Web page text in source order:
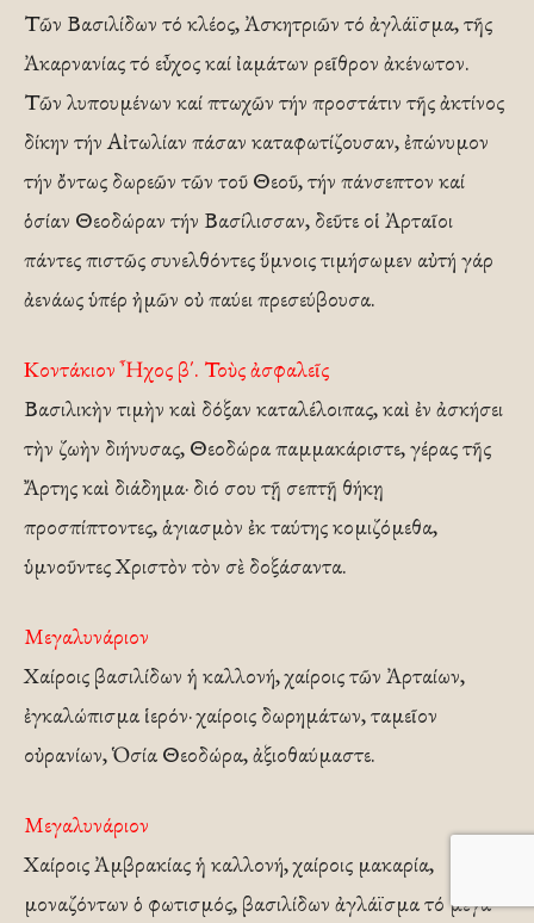
Τῶν Βασιλίδων τό κλέος, Ἀσκητριῶν τό ἀγλάϊσμα, τῆς
Ἀκαρνανίας τό εὖχος καί ἰαμάτων ρεῖθρον ἀκένωτον.
Τῶν λυπουμένων καί πτωχῶν τήν προστάτιν τῆς ἀκτίνος
δίκην τήν Αἰτωλίαν πάσαν καταφωτίζουσαν, ἐπώνυμον
τήν ὄντως δωρεῶν τῶν τοῦ Θεοῦ, τήν πάνσεπτον καί
ὁσίαν Θεοδώραν τήν Βασίλισσαν, δεῦτε οἱ Ἀρταῖοι
πάντες πιστῶς συνελθόντες ὕμνοις τιμήσωμεν αὐτή γάρ
ἀενάως ὑπέρ ἠμῶν οὐ παύει πρεσεύβουσα.
Κοντάκιον Ἦχος β΄. Τοὺς ἀσφαλεῖς
Βασιλικὴν τιμὴν καὶ δόξαν καταλέλοιπας, καὶ ἐν ἀσκήσει
τὴν ζωὴν διήνυσας, Θεοδώρα παμμακάριστε, γέρας τῆς
Ἄρτης καὶ διάδημα· διό σου τῇ σεπτῇ θήκῃ
προσπίπτοντες, ἁγιασμὸν ἐκ ταύτης κομιζόμεθα,
ὑμνοῦντες Χριστὸν τὸν σὲ δοξάσαντα.
Μεγαλυνάριον
Χαίροις βασιλίδων ἡ καλλονή, χαίροις τῶν Ἀρταίων,
ἐγκαλώπισμα ἱερόν· χαίροις δωρημάτων, ταμεῖον
οὐρανίων, Ὁσία Θεοδώρα, ἀξιοθαύμαστε.
Μεγαλυνάριον
Χαίροις Ἀμβρακίας ἡ καλλονή, χαίροις μακαρία,
μοναζόντων ὁ φωτισμός, βασιλίδων ἀγλάϊσμα τό μέγα